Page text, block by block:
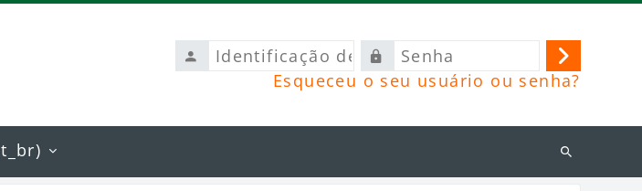
Identificação
de
Senha
Acessar
Esqueceu o seu usuário ou senha?
Buscar
cursos